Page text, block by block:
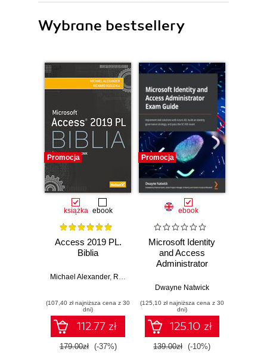
Wybrane bestsellery
Promocja
książka ebook
Access 2019 PL.
Biblia
Michael Alexander, Richard Kusleika
(107,40 zł najniższa cena z 30
dni)
112.77 zł
179.00zł (-37%)
Promocja
ebook
Microsoft Identity
and Access
Administrator
Implement IAM
Azure AD, build an
identity governance
strategy, and pass
the SC-300 exam
Dwayne Natwick
(125,10 zł najniższa cena z 30
dni)
125.10 zł
139.00zł (-10%)